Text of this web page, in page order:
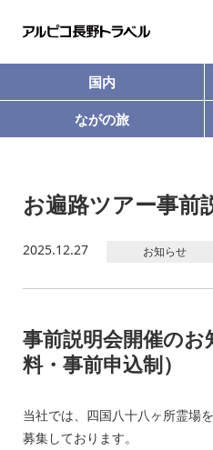
国内
ながの旅
お遍路ツアー事前
2025.12.27 お知らせ
事前説明会開催の
料・事前申込制）
当社では、四国八十八ヶ所霊場
募集しております。